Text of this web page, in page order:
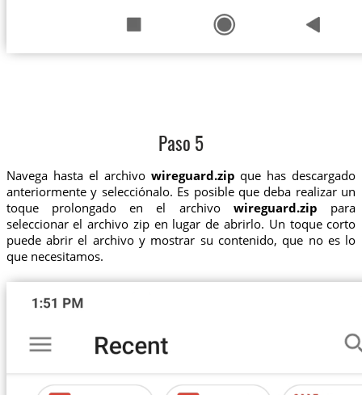
Paso 5
Navega hasta el archivo wireguard.zip que has descargado
anteriormente y selecciónalo. Es posible que deba realizar un
toque prolongado en el archivowireguard.zip para
seleccionar el archivo zip en lugar de abrirlo. Un toque corto
puede abrir el archivo y mostrar su contenido, que no es lo
que necesitamos.